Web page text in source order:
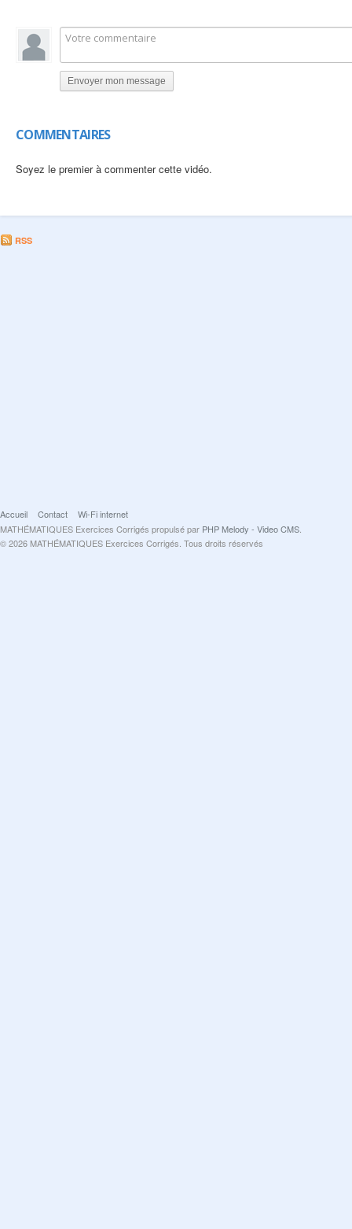
Envoyer mon message
COMMENTAIRES
Soyez le premier à commenter cette vidéo.
RSS
Accueil Contact
Wi-Fi internet
MATHÉMATIQUES Exercices Corrigés propulsé par PHP Melody - Video CMS
© 2026 MATHÉMATIQUES Exercices Corrigés. Tous droits réservés